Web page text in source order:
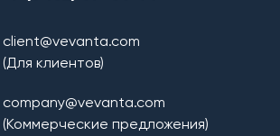
client@vevanta.com
(Для клиентов)
company@vevanta.com
(Коммерческие предложения)